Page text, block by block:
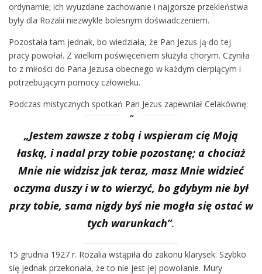
ordynarnie; ich wyuzdane zachowanie i najgorsze przekleństwa
były dla Rozalii niezwykle bolesnym doświadczeniem.
Pozostała tam jednak, bo wiedziała, że Pan Jezus ją do tej
pracy powołał. Z wielkim poświęceniem służyła chorym. Czyniła
to z miłości do Pana Jezusa obecnego w każdym cierpiącym i
potrzebującym pomocy człowieku.
Podczas mistycznych spotkań Pan Jezus zapewniał Celakównę:
„Jestem zawsze z tobą i wspieram cię Moją
łaską, i nadal przy tobie pozostanę; a chociaż
Mnie nie widzisz jak teraz, masz Mnie widzieć
oczyma duszy i w to wierzyć, bo gdybym nie był
przy tobie, sama nigdy byś nie mogła się ostać w
tych warunkach”.
15 grudnia 1927 r. Rozalia wstąpiła do zakonu klarysek. Szybko
się jednak przekonała, że to nie jest jej powołanie. Mury